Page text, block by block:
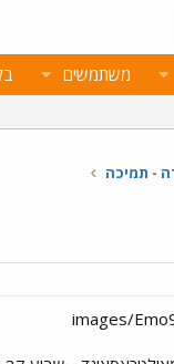
משתמשים
- תמיכה